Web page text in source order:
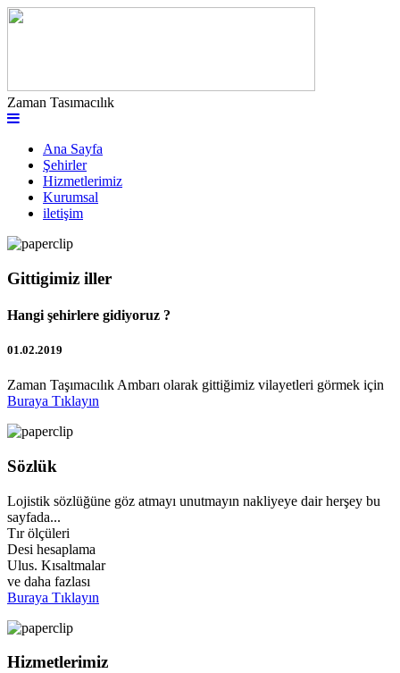
Zaman Tasımacılık
Ana Sayfa
Şehirler
Hizmetlerimiz
Kurumsal
iletişim
Gittigimiz iller
Hangi şehirlere gidiyoruz ?
01.02.2019
Zaman Taşımacılık Ambarı olarak gittiğimiz vilayetleri görmek için
Buraya Tıklayın
Sözlük
Lojistik sözlüğüne göz atmayı unutmayın nakliyeye dair herşey bu
sayfada...
Tır ölçüleri
Desi hesaplama
Ulus. Kısaltmalar
ve daha fazlası
Buraya Tıklayın
Hizmetlerimiz